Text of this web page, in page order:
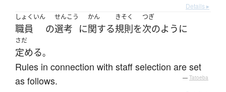
Details ▸
しょくいん
職員 の
せんこう
選考 に
かん
関する
きそく
規則を
つぎ
次のように
さだ
定める。
Rules in connection with staff selection are set
as follows.
— Tatoeba